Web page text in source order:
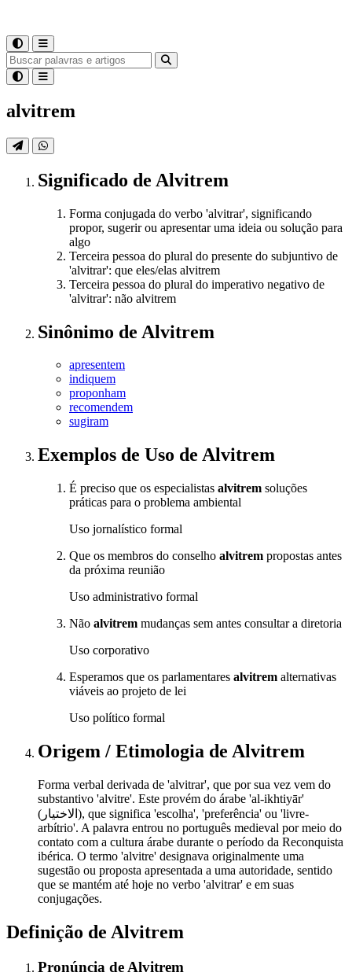
alvitrem
Significado de Alvitrem
Forma conjugada do verbo 'alvitrar', significando
propor, sugerir ou apresentar uma ideia ou solução para
algo
Terceira pessoa do plural do presente do subjuntivo de
'alvitrar': que eles/elas alvitrem
Terceira pessoa do plural do imperativo negativo de
'alvitrar': não alvitrem
Sinônimo de Alvitrem
apresentem
indiquem
proponham
recomendem
sugiram
Exemplos de Uso de Alvitrem
É preciso que os especialistas alvitrem soluções
práticas para o problema ambiental
Uso jornalístico formal
Que os membros do conselho alvitrem propostas antes
da próxima reunião
Uso administrativo formal
Não alvitrem mudanças sem antes consultar a diretoria
Uso corporativo
Esperamos que os parlamentares alvitrem alternativas
viáveis ao projeto de lei
Uso político formal
Origem / Etimologia de Alvitrem
Forma verbal derivada de 'alvitrar', que por sua vez vem do
substantivo 'alvitre'. Este provém do árabe 'al-ikhtiyār'
(الاختيار), que significa 'escolha', 'preferência' ou 'livre-
arbítrio'. A palavra entrou no português medieval por meio do
contato com a cultura árabe durante o período da Reconquista
ibérica. O termo 'alvitre' designava originalmente uma
sugestão ou proposta apresentada a uma autoridade, sentido
que se mantém até hoje no verbo 'alvitrar' e em suas
conjugações.
Definição de Alvitrem
Pronúncia de Alvitrem